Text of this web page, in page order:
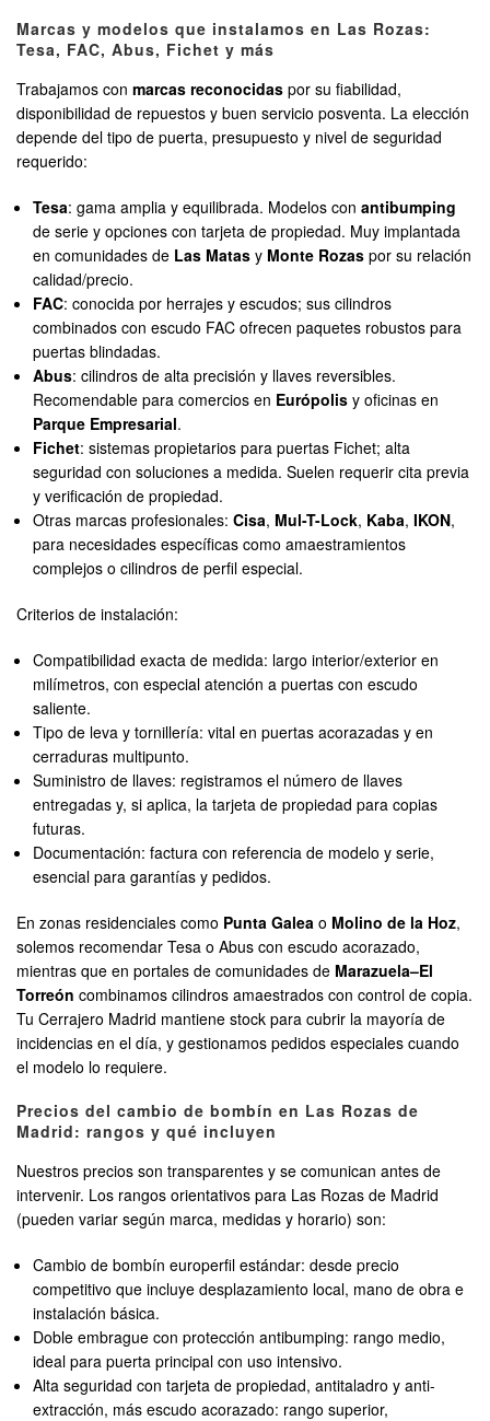
Marcas y modelos que instalamos en Las Rozas:
Tesa, FAC, Abus, Fichet y más
Trabajamos con marcas reconocidas por su fiabilidad,
disponibilidad de repuestos y buen servicio posventa. La elección
depende del tipo de puerta, presupuesto y nivel de seguridad
requerido:
Tesa: gama amplia y equilibrada. Modelos conantibumping
de serie y opciones con tarjeta de propiedad. Muy implantada
en comunidades de Las Matas y Monte Rozas por su relación
calidad/precio.
FAC: conocida por herrajes y escudos; sus cilindros
combinados con escudo FAC ofrecen paquetes robustos para
puertas blindadas.
Abus: cilindros de alta precisión y llaves reversibles.
Recomendable para comercios en Európolis y oficinas en
Parque Empresarial.
Fichet: sistemas propietarios para puertas Fichet; alta
seguridad con soluciones a medida. Suelen requerir cita previa
y verificación de propiedad.
Otras marcas profesionales:Cisa, Mul-T-Lock, Kaba,IKON,
para necesidades específicas como amaestramientos
complejos o cilindros de perfil especial.
Criterios de instalación:
Compatibilidad exacta de medida: largo interior/exterior en
milímetros, con especial atención a puertas con escudo
saliente.
Tipo de leva y tornillería: vital en puertas acorazadas y en
cerraduras multipunto.
Suministro de llaves: registramos el número de llaves
entregadas y, si aplica, la tarjeta de propiedad para copias
futuras.
Documentación: factura con referencia de modelo y serie,
esencial para garantías y pedidos.
En zonas residenciales como Punta Galea o Molino de la Hoz,
solemos recomendar Tesa o Abus con escudo acorazado,
mientras que en portales de comunidades de Marazuela–El
Torreón combinamos cilindros amaestrados con control de copia.
Tu Cerrajero Madrid mantiene stock para cubrir la mayoría de
incidencias en el día, y gestionamos pedidos especiales cuando
el modelo lo requiere.
Precios del cambio de bombín en Las Rozas de
Madrid: rangos y qué incluyen
Nuestros precios son transparentes y se comunican antes de
intervenir. Los rangos orientativos para Las Rozas de Madrid
(pueden variar según marca, medidas y horario) son:
Cambio de bombín europerfil estándar: desde precio
competitivo que incluye desplazamiento local, mano de obra e
instalación básica.
Doble embrague con protección antibumping: rango medio,
ideal para puerta principal con uso intensivo.
Alta seguridad con tarjeta de propiedad, antitaladro y anti-
extracción, más escudo acorazado: rango superior,